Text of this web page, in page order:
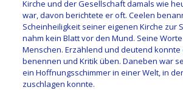
Kirche und der Gesellschaft damals wie
war, davon berichtete er oft. Ceelen
Scheinheiligkeit seiner eigenen Kirche zur
nahm kein Blatt vor den Mund. Seine
Menschen. Erzählend und deutend konnte
benennen und Kritik üben. Daneben war
ein Hoffnungsschimmer in einer Welt, in
zuschlagen konnte.